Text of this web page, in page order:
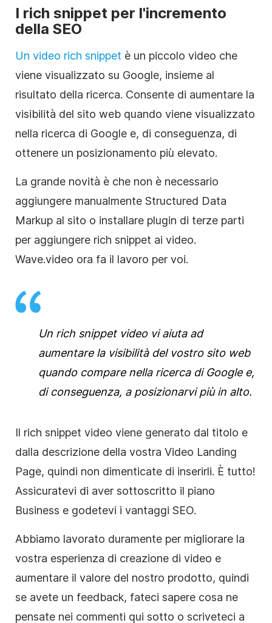
I rich snippet per l'incremento
della SEO
Un video rich snippet è un piccolo video che
viene visualizzato su Google, insieme al
risultato della ricerca. Consente di aumentare la
visibilità del sito web quando viene visualizzato
nella ricerca di Google e, di conseguenza, di
ottenere un posizionamento più elevato.
La grande novità è che non è necessario
aggiungere manualmente Structured Data
Markup al sito o installare plugin di terze parti
per aggiungere rich snippet ai video.
Wave.video ora fa il lavoro per voi.
Un rich snippet video vi aiuta ad
aumentare la visibilità del vostro sito web
quando compare nella ricerca di Google e,
di conseguenza, a posizionarvi più in alto.
Il rich snippet video viene generato dal titolo e
dalla descrizione della vostra Video Landing
Page, quindi non dimenticate di inserirli. È tutto!
Assicuratevi di aver sottoscritto il piano
Business e godetevi i vantaggi SEO.
Abbiamo lavorato duramente per migliorare la
vostra esperienza di creazione di video e
aumentare il valore del nostro prodotto, quindi
se avete un feedback, fateci sapere cosa ne
pensate nei commenti qui sotto o scriveteci a